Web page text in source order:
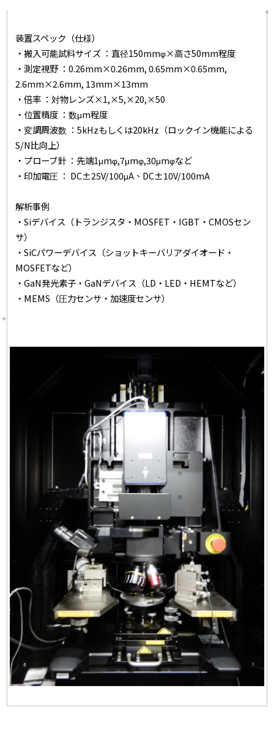
装置スペック（仕様）
・搬入可能試料サイズ ：直径150mmφ×高さ50mm程度
・測定視野 ：0.26mm×0.26mm, 0.65mm×0.65mm,
2.6mm×2.6mm, 13mm×13mm
・倍率 ：対物レンズ×1,×5,×20,×50
・位置精度 ：数μm程度
・変調周波数 ：5kHzもしくは20kHz（ロックイン機能による
S/N比向上）
・プローブ針 ：先端1μmφ,7μmφ,30μmφなど
・印加電圧 ： DC±25V/100μA、DC±10V/100mA
解析事例
・Siデバイス（トランジスタ・MOSFET・IGBT・CMOSセン
サ）
・SiCパワーデバイス（ショットキーバリアダイオード・
MOSFETなど）
・GaN発光素子・GaNデバイス（LD・LED・HEMTなど）
・MEMS（圧力センサ・加速度センサ）